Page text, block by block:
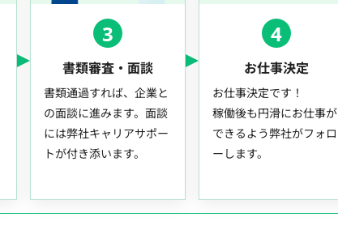
3
書類審査・面談
書類通過すれば、企業と
の面談に進みます。面談
には弊社キャリアサポー
トが付き添います。
4
お仕事決定
お仕事決定です！
稼働後も円滑にお仕事が
できるよう弊社がフォロ
ーします。